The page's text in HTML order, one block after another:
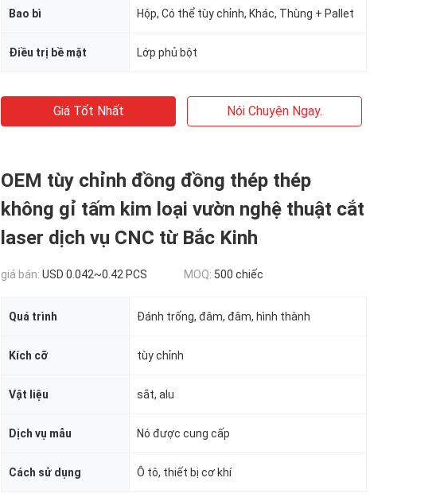
Bao bì Hộp, Có thể tùy chỉnh, Khác, Thùng + Pallet
Điều trị bề mặt Lớp phủ bột
Giá Tốt Nhất Nói Chuyện Ngay.
OEM tùy chỉnh đồng đồng thép thép
không gỉ tấm kim loại vườn nghệ thuật cắt
laser dịch vụ CNC từ Bắc Kinh
giá bán: USD 0.042~0.42 PCS MOQ: 500 chiếc
Quá trình Đánh trống, đâm, đâm, hình thành
Kích cỡ tùy chỉnh
Vật liệu sắt, alu
Dịch vụ mẫu Nó được cung cấp
Cách sử dụng Ô tô, thiết bị cơ khí